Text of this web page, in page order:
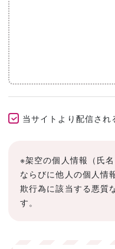
当サイトより配信さ
※架空の個人情報（氏
ならびに他人の個人情
欺行為に該当する悪質
す。